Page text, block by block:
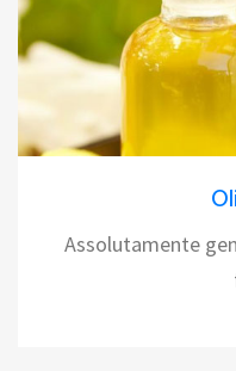
Assolutamente